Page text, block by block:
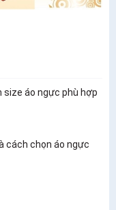
size áo ngực phù hợp
cách chọn áo ngực